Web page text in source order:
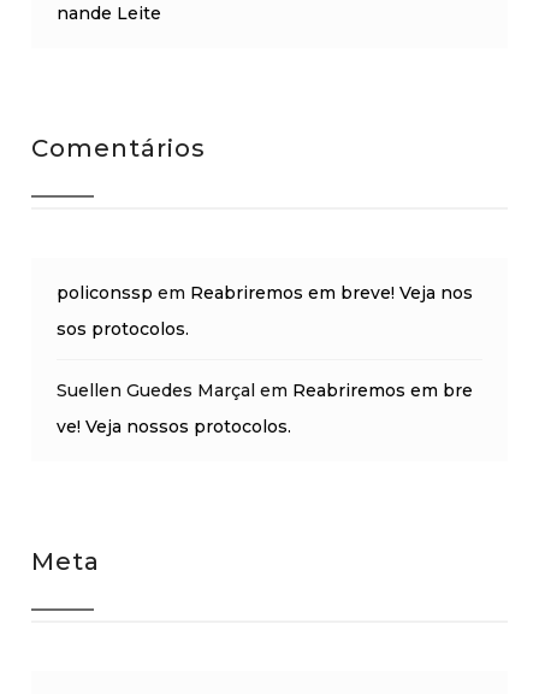
nande Leite
Comentários
policonssp em Reabriremos em breve! Veja nos
sos protocolos.
Suellen Guedes Marçal em Reabriremos em bre
ve! Veja nossos protocolos.
Meta